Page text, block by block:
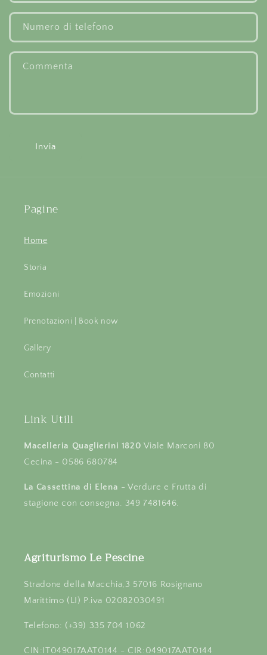
Numero di telefono
Commenta
Invia
Pagine
Home
Storia
Emozioni
Prenotazioni | Book now
Gallery
Contatti
Link Utili
Macelleria Quaglierini 1820 Viale Marconi 80
Cecina - 0586 680784
La Cassettina di Elena - Verdure e Frutta di
stagione con consegna. 349 7481646.
Agriturismo Le Pescine
Stradone della Macchia,3 57016 Rosignano
Marittimo (LI) P.iva 02082030491
Telefono: (+39) 335 704 1062
CIN:IT049017AAT0144 - CIR:049017AAT0144